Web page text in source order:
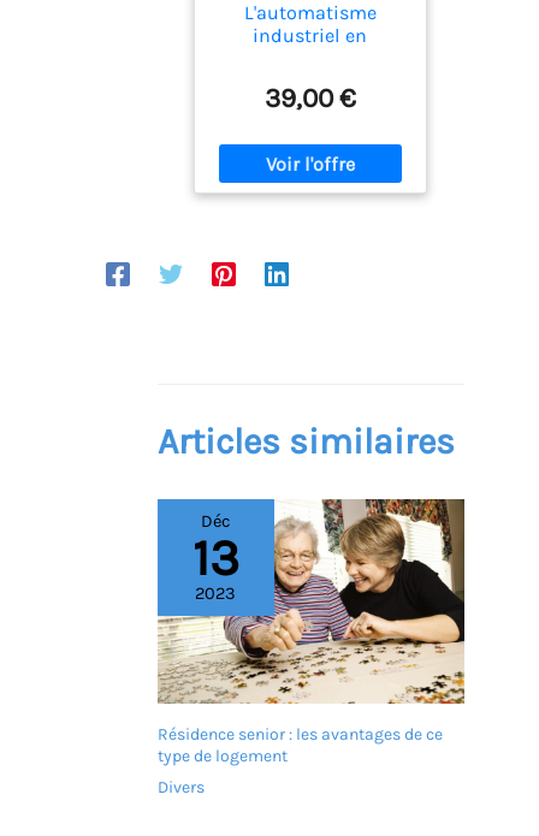
L'automatisme
industriel en
corrigés et mini-
39,00 €
Articles similaires
Déc
13
2023
Résidence senior : les avantages de ce
type de logement
Divers